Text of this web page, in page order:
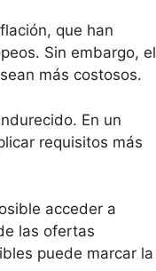
que han
Sin embargo, el
más costosos.
En un
requisitos más
acceder a
las ofertas
puede marcar la